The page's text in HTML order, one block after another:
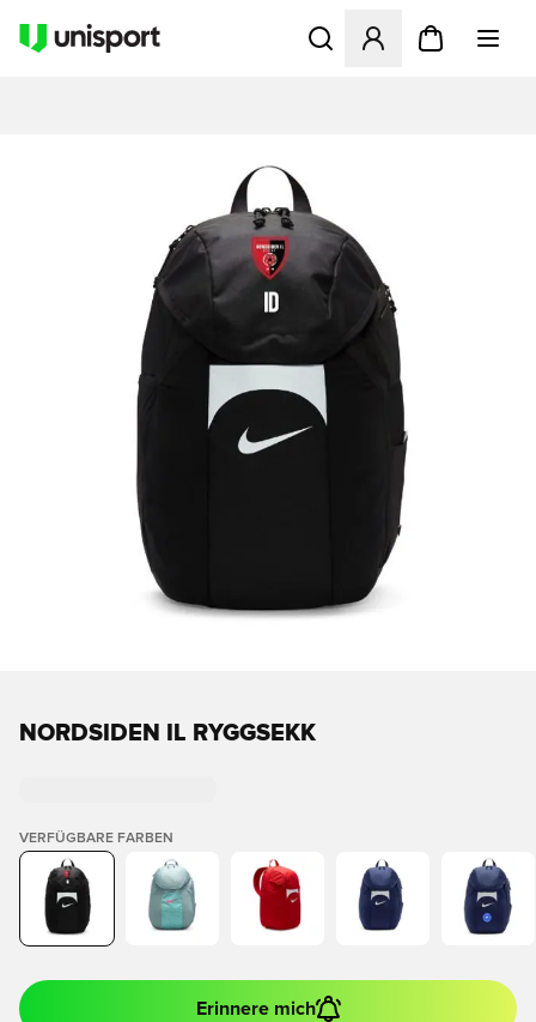
Öffnet ein neues Fenster
NORDSIDEN IL RYGGSEKK
VERFÜGBARE FARBEN
Erinnere mich